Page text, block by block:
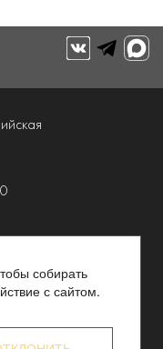
собирать
с сайтом.